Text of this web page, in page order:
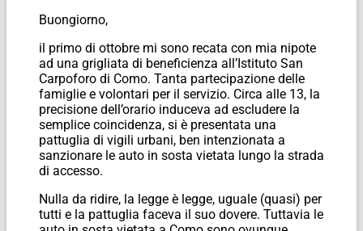
Buongiorno,
il primo di ottobre mi sono recata con mia nipote
ad una grigliata di beneficienza all’Istituto San
Carpoforo di Como. Tanta partecipazione delle
famiglie e volontari per il servizio. Circa alle 13, la
precisione dell’orario induceva ad escludere la
semplice coincidenza, si è presentata una
pattuglia di vigili urbani, ben intenzionata a
sanzionare le auto in sosta vietata lungo la strada
di accesso.
Nulla da ridire, la legge è legge, uguale (quasi) per
tutti e la pattuglia faceva il suo dovere. Tuttavia le